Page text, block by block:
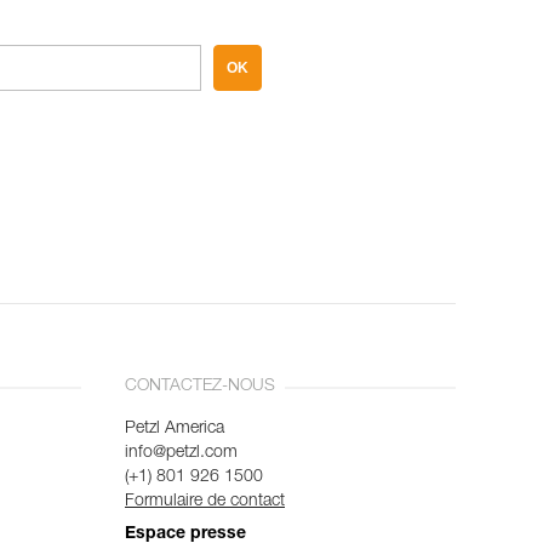
OK
CONTACTEZ-NOUS
Petzl America
info@petzl.com
(+1) 801 926 1500
Formulaire de contact
Espace presse